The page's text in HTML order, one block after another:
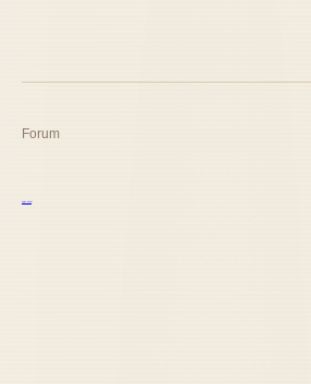
Forum
курс excel